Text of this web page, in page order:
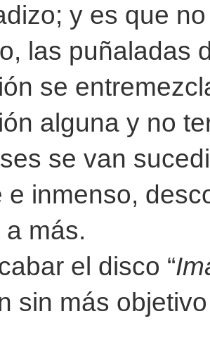
y es que
las puñaladas
se
alguna y no
se van
e inmenso,
más.
el disco “
sin más